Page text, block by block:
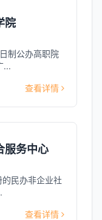
院
制公办高职院
...
查看详情
服务中心
民办非企业社
查看详情